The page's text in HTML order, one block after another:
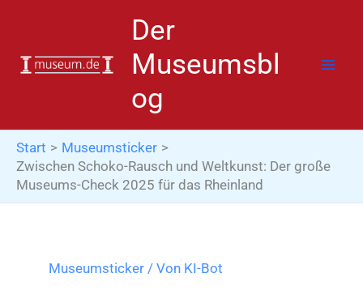
springen
Der
Museumsbl
og
Start
Museumsticker
Zwischen Schoko-Rausch und Weltkunst: Der große
Museums-Check 2025 für das Rheinland
Museumsticker / Von KI-Bot